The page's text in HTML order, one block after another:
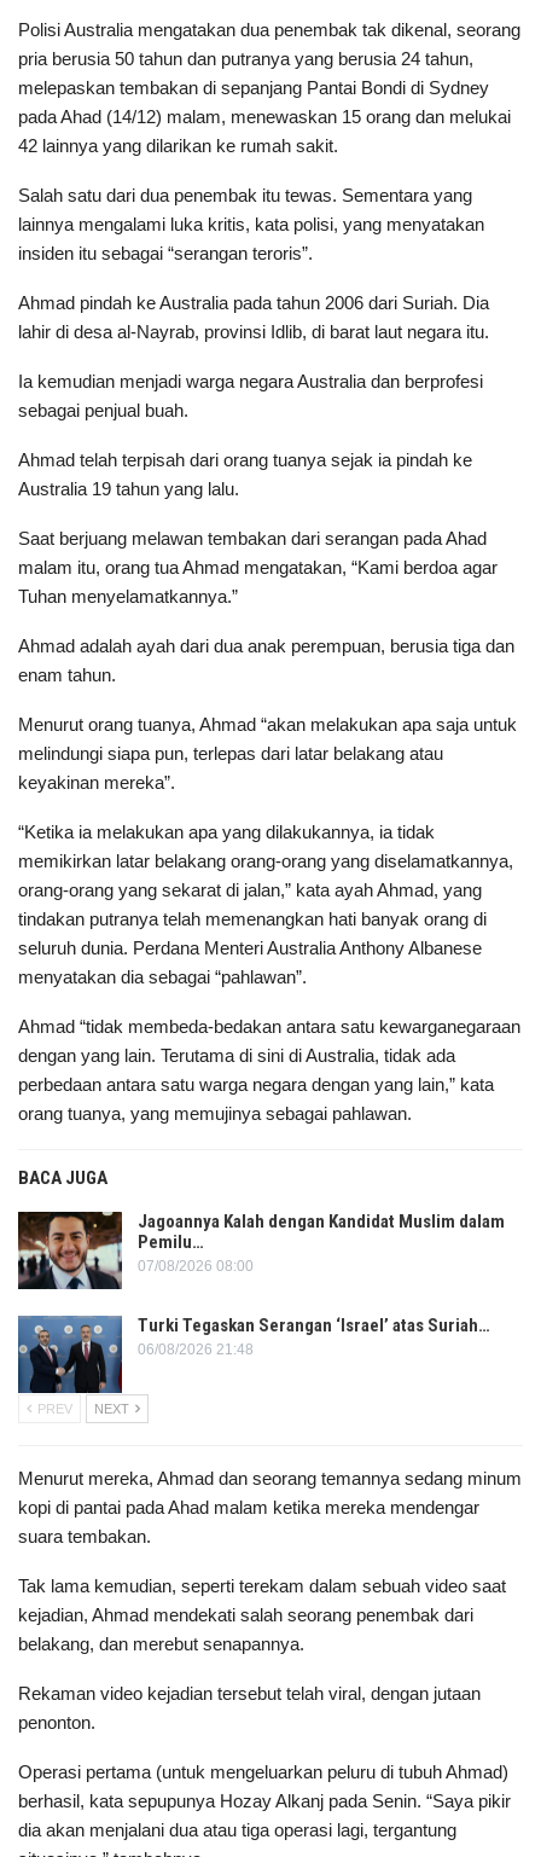
Polisi Australia mengatakan dua penembak tak dikenal, seorang
pria berusia 50 tahun dan putranya yang berusia 24 tahun,
melepaskan tembakan di sepanjang Pantai Bondi di Sydney
pada Ahad (14/12) malam, menewaskan 15 orang dan melukai
42 lainnya yang dilarikan ke rumah sakit.
Salah satu dari dua penembak itu tewas. Sementara yang
lainnya mengalami luka kritis, kata polisi, yang menyatakan
insiden itu sebagai “serangan teroris”.
Ahmad pindah ke Australia pada tahun 2006 dari Suriah. Dia
lahir di desa al-Nayrab, provinsi Idlib, di barat laut negara itu.
Ia kemudian menjadi warga negara Australia dan berprofesi
sebagai penjual buah.
Ahmad telah terpisah dari orang tuanya sejak ia pindah ke
Australia 19 tahun yang lalu.
Saat berjuang melawan tembakan dari serangan pada Ahad
malam itu, orang tua Ahmad mengatakan, “Kami berdoa agar
Tuhan menyelamatkannya.”
Ahmad adalah ayah dari dua anak perempuan, berusia tiga dan
enam tahun.
Menurut orang tuanya, Ahmad “akan melakukan apa saja untuk
melindungi siapa pun, terlepas dari latar belakang atau
keyakinan mereka”.
“Ketika ia melakukan apa yang dilakukannya, ia tidak
memikirkan latar belakang orang-orang yang diselamatkannya,
orang-orang yang sekarat di jalan,” kata ayah Ahmad, yang
tindakan putranya telah memenangkan hati banyak orang di
seluruh dunia. Perdana Menteri Australia Anthony Albanese
menyatakan dia sebagai “pahlawan”.
Ahmad “tidak membeda-bedakan antara satu kewarganegaraan
dengan yang lain. Terutama di sini di Australia, tidak ada
perbedaan antara satu warga negara dengan yang lain,” kata
orang tuanya, yang memujinya sebagai pahlawan.
BACA JUGA
Jagoannya Kalah dengan Kandidat Muslim dalam
Pemilu…
07/08/2026 08:00
Turki Tegaskan Serangan ‘Israel’ atas Suriah…
06/08/2026 21:48
PREV NEXT
Menurut mereka, Ahmad dan seorang temannya sedang minum
kopi di pantai pada Ahad malam ketika mereka mendengar
suara tembakan.
Tak lama kemudian, seperti terekam dalam sebuah video saat
kejadian, Ahmad mendekati salah seorang penembak dari
belakang, dan merebut senapannya.
Rekaman video kejadian tersebut telah viral, dengan jutaan
penonton.
Operasi pertama (untuk mengeluarkan peluru di tubuh Ahmad)
berhasil, kata sepupunya Hozay Alkanj pada Senin. “Saya pikir
dia akan menjalani dua atau tiga operasi lagi, tergantung